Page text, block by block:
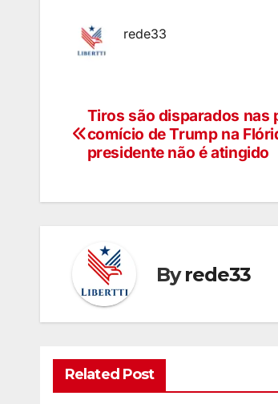
rede33
Tiros são disparados nas
comício de Trump na
presidente não é atingido
Byrede33
Related Post